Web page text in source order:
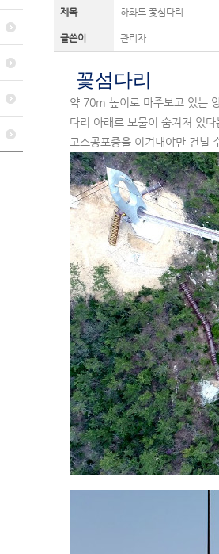
제목 하화도 꽃섬다리
글쓴이 관리자
꽃섬다리
약 70m 높이로 마주보고 있는
다리 아래로 보물이 숨겨져 있
고소공포증을 이겨내야만 건널